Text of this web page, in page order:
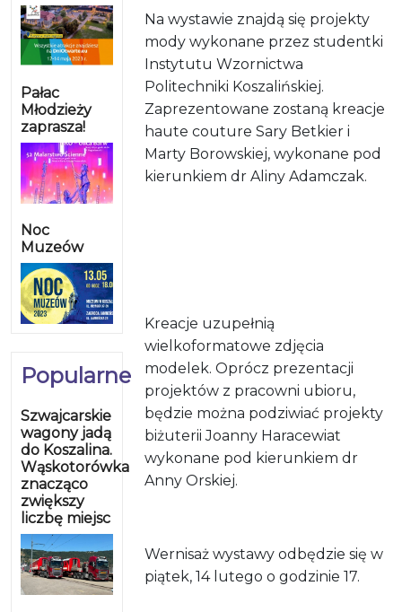
Pałac
Młodzieży
zaprasza!
Noc
Muzeów
Popularne
Szwajcarskie
wagony jadą
do Koszalina.
Wąskotorówka
znacząco
zwiększy
liczbę miejsc
Na wystawie znajdą się projekty
mody wykonane przez studentki
Instytutu Wzornictwa
Politechniki Koszalińskiej.
Zaprezentowane zostaną kreacje
haute couture Sary Betkier i
Marty Borowskiej, wykonane pod
kierunkiem dr Aliny Adamczak.
Kreacje uzupełnią
wielkoformatowe zdjęcia
modelek. Oprócz prezentacji
projektów z pracowni ubioru,
będzie można podziwiać projekty
biżuterii Joanny Haracewiat
wykonane pod kierunkiem dr
Anny Orskiej.
Wernisaż wystawy odbędzie się w
piątek, 14 lutego o godzinie 17.